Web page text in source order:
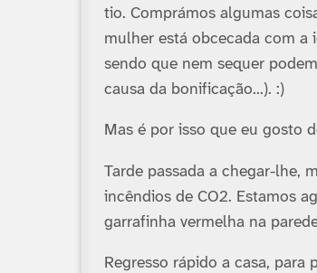
tio. Comprámos algumas
mulher está obcecada com a
sendo que nem sequer
causa da bonificação…). :)
Mas é por isso que eu gosto
Tarde passada a chegar-lhe,
incêndios de CO2. Estamos
garrafinha vermelha na
Regresso rápido a casa, para